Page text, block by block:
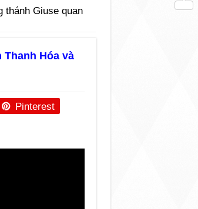
thánh Giuse quan
Hóa và
Pinterest